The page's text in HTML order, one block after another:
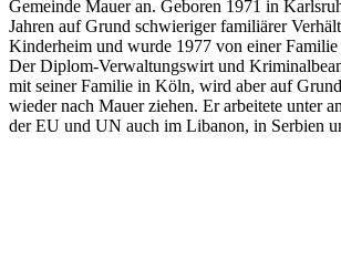
Gemeinde Mauer an. Geboren 1971 in
Jahren auf Grund schwieriger familiärer
Kinderheim und wurde 1977 von einer Familie
Der Diplom-Verwaltungswirt und
mit seiner Familie in Köln, wird aber auf
wieder nach Mauer ziehen. Er arbeitete unter
der EU und UN auch im Libanon, in Serbien